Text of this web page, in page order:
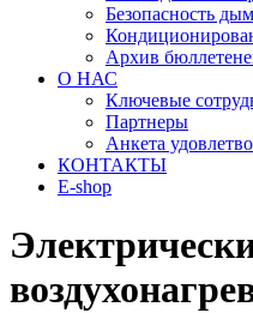
Безопасность
Aрхив
О НАС
Ключевые
Партнеры
Анкета
КОНТАКТЫ
E-shop